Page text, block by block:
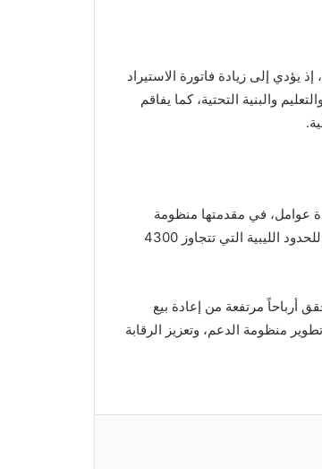
يؤدي إلى زيادة فاتورة الاستيراد
والبنية التحتية، كما يفاقم
عوامل، في مقدمتها منظومة
الدعم الشامل التي توفر الوقود بأسعار منخفضة للغاية، إلى جانب الامتداد الواسع للحدود الليبية التي تتجاوز 4300
أرباحاً مرتفعة من إعادة بيع
منظومة الدعم، وتعزيز الرقابة